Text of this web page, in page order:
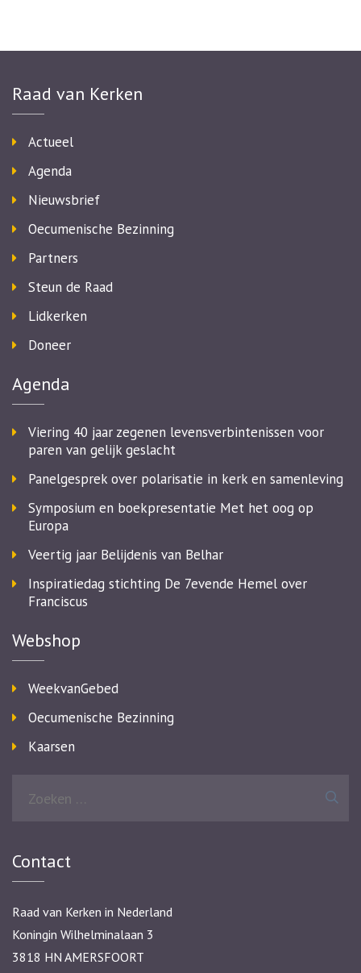
Raad van Kerken
Actueel
Agenda
Nieuwsbrief
Oecumenische Bezinning
Partners
Steun de Raad
Lidkerken
Doneer
Agenda
Viering 40 jaar zegenen levensverbintenissen voor
paren van gelijk geslacht
Panelgesprek over polarisatie in kerk en samenleving
Symposium en boekpresentatie Met het oog op
Europa
Veertig jaar Belijdenis van Belhar
Inspiratiedag stichting De 7evende Hemel over
Franciscus
Webshop
WeekvanGebed
Oecumenische Bezinning
Kaarsen
Contact
Raad van Kerken in Nederland
Koningin Wilhelminalaan 3
3818 HN AMERSFOORT